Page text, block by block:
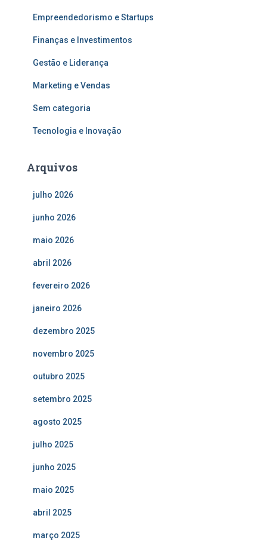
Empreendedorismo e Startups
Finanças e Investimentos
Gestão e Liderança
Marketing e Vendas
Sem categoria
Tecnologia e Inovação
Arquivos
julho 2026
junho 2026
maio 2026
abril 2026
fevereiro 2026
janeiro 2026
dezembro 2025
novembro 2025
outubro 2025
setembro 2025
agosto 2025
julho 2025
junho 2025
maio 2025
abril 2025
março 2025